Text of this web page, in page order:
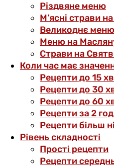
Різдвяне меню
М’ясні страви
Великоднє меню
Меню на
Страви на
Коли час має
Рецепти до 15
Рецепти до 30
Рецепти до 60
Рецепти за 2
Рецепти більш
Рівень складності
Прості рецепти
Рецепти